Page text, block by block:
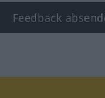
Feedback